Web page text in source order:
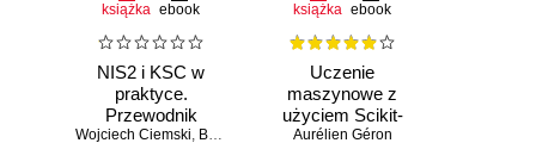
książka ebook
NIS2 i KSC w
praktyce.
Przewodnik
wdrożeniowy dla
Wojciech Ciemski, Bartłomiej Wieczorek
książka ebook
Uczenie
maszynowe z
użyciem Scikit-
Learn, Keras i
Aurélien Géron